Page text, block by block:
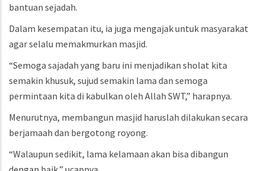
bantuan sejadah.
Dalam kesempatan itu, ia juga mengajak untuk masyarakat
agar selalu memakmurkan masjid.
“Semoga sajadah yang baru ini menjadikan sholat kita
semakin khusuk, sujud semakin lama dan semoga
permintaan kita di kabulkan oleh Allah SWT,” harapnya.
Menurutnya, membangun masjid haruslah dilakukan secara
berjamaah dan bergotong royong.
“Walaupun sedikit, lama kelamaan akan bisa dibangun